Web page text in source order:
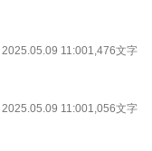
2025.05.09 11:001,476文字
2025.05.09 11:001,056文字